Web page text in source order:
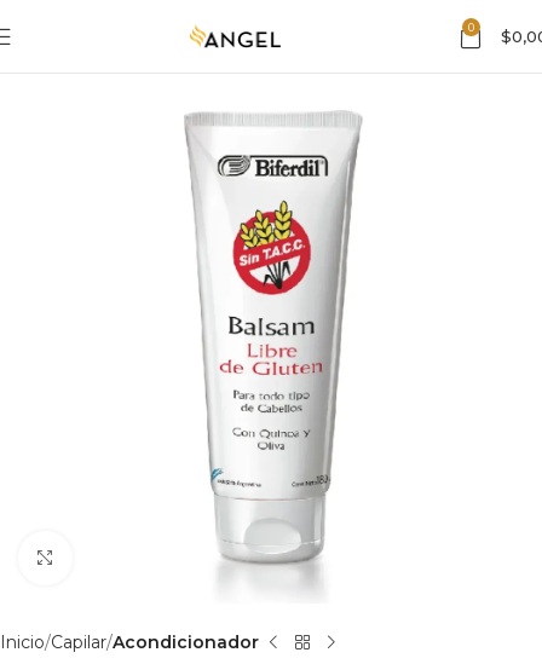
0 $
Haga clic para ampliar
Inicio Capilar Acondicionador